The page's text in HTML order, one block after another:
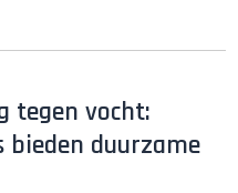
tegen vocht:
bieden duurzame